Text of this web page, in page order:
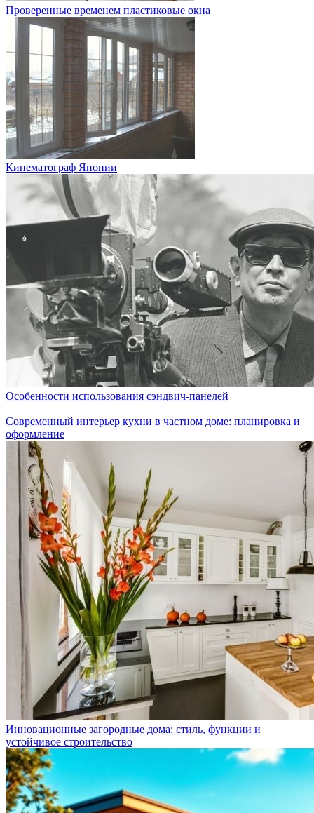
Проверенные временем пластиковые окна
Кинематограф Японии
Особенности использования сэндвич-панелей
Современный интерьер кухни в частном доме: планировка и
оформление
Инновационные загородные дома: стиль, функции и
устойчивое строительство